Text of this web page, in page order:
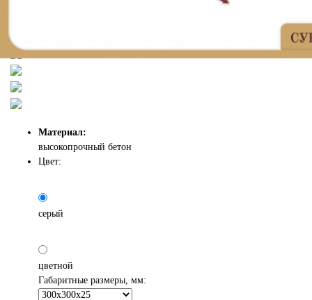
Материал:
высокопрочный бетон
Цвет:
серый
цветной
Габаритные размеры, мм: